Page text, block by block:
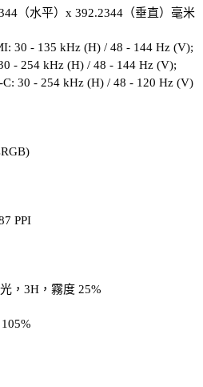
（水平）x 392.2344（垂直）毫米
30 - 135 kHz (H) / 48 - 144 Hz (V);
- 254 kHz (H) / 48 - 144 Hz (V);
C: 30 - 254 kHz (H) / 48 - 120 Hz (V)
PPI
，3H，霧度 25%